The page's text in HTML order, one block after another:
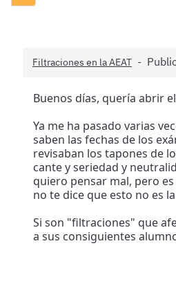
Filtraciones en la AEAT
Buenos días, quería abrir
Ya me ha pasado varias
saben las fechas de los
revisaban los tapones de
cante y seriedad y
quiero pensar mal, pero
no te dice que esto no es
Si son "filtraciones" que
a sus consiguientes